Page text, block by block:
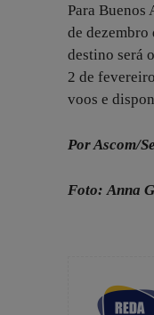
Para Buenos
de dezembro
destino será
2 de
voos e
Por Ascom/
Foto: Anna